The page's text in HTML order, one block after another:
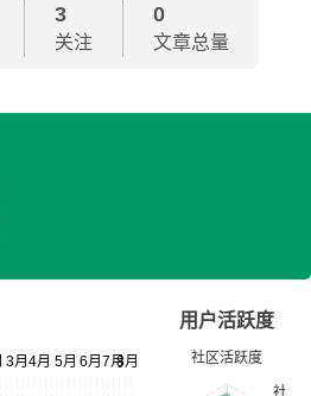
3
关注
0
文章总量
用户活跃度